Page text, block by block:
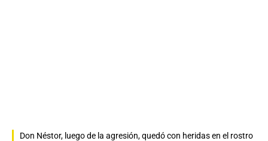
Don Néstor, luego de la agresión, quedó con heridas en el rostro